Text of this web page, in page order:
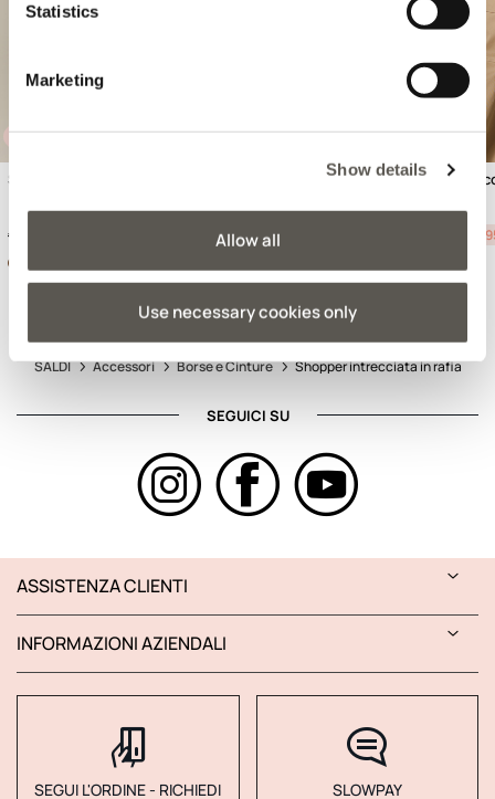
Statistics
Marketing
Show details
Allow all
Use necessary cookies only
AMBER CAPSULE
Shopper in juta intrecciata
Price reduced from
€75,90
Bauletto intrecciato
SALDI Accessori Borse e Cinture Shopper intrecciata in rafia
SEGUICI SU
ASSISTENZA CLIENTI
INFORMAZIONI AZIENDALI
SEGUI L'ORDINE - RICHIEDI
SLOWPAY